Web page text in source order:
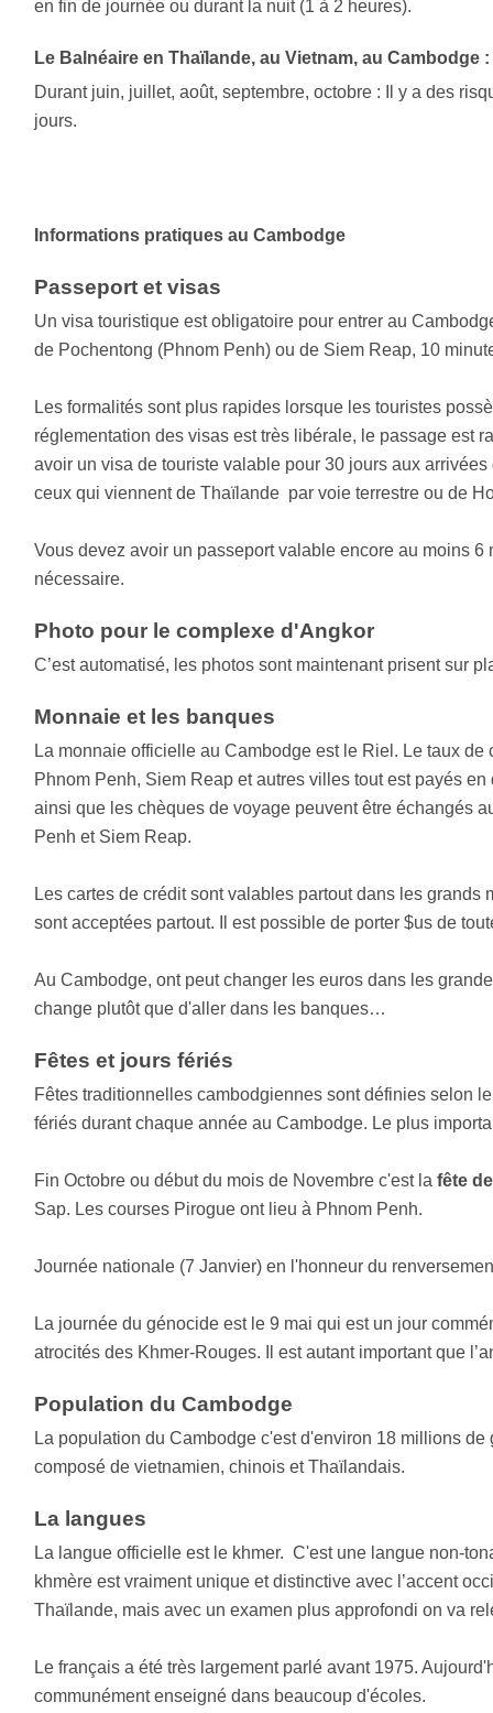
en fin de journée ou durant la nuit (1 à 2 heures).
Le Balnéaire en Thaïlande, au Vietnam, au Cambodge :
Durant juin, juillet, août, septembre, octobre : Il y a des
jours.
Informations pratiques au Cambodge
Passeport et visas
Un visa touristique est obligatoire pour entrer au
de Pochentong (Phnom Penh) ou de Siem Reap, 10
Les formalités sont plus rapides lorsque les touristes
réglementation des visas est très libérale, le passage est
avoir un visa de touriste valable pour 30 jours aux
ceux qui viennent de Thaïlande par voie terrestre ou de
Vous devez avoir un passeport valable encore au moins
nécessaire.
Photo pour le complexe d'Angkor
C’est automatisé, les photos sont maintenant prisent sur
Monnaie et les banques
La monnaie officielle au Cambodge est le Riel. Le taux
Phnom Penh, Siem Reap et autres villes tout est payés
ainsi que les chèques de voyage peuvent être échangés
Penh et Siem Reap.
Les cartes de crédit sont valables partout dans les
sont acceptées partout. Il est possible de porter $us de
Au Cambodge, ont peut changer les euros dans les
change plutôt que d'aller dans les banques…
Fêtes et jours fériés
Fêtes traditionnelles cambodgiennes sont définies selon
fériés durant chaque année au Cambodge. Le plus
Fin Octobre ou début du mois de Novembre c'est lafête
Sap. Les courses Pirogue ont lieu à Phnom Penh.
Journée nationale (7 Janvier) en l'honneur du
La journée du génocide est le 9 mai qui est un jour
atrocités des Khmer-Rouges. Il est autant important que
Population du Cambodge
La population du Cambodge c'est d'environ 18 millions
composé de vietnamien, chinois et Thaïlandais.
La langues
La langue officielle est le khmer. C'est une langue non-
khmère est vraiment unique et distinctive avec l’accent
Thaïlande, mais avec un examen plus approfondi on va
Le français a été très largement parlé avant 1975.
communément enseigné dans beaucoup d'écoles.